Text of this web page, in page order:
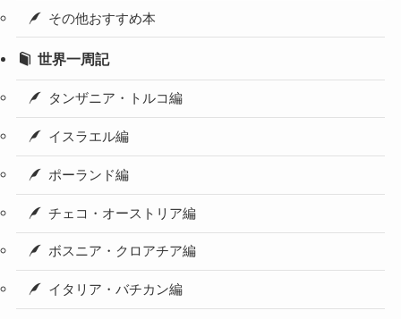
その他おすすめ本
世界一周記
タンザニア・トルコ編
イスラエル編
ポーランド編
チェコ・オーストリア編
ボスニア・クロアチア編
イタリア・バチカン編